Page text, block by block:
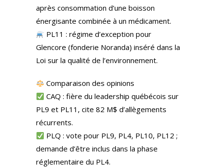
après consommation d’une boisson
énergisante combinée à un médicament.
PL11 : régime d’exception pour
Glencore (fonderie Noranda) inséré dans la
Loi sur la qualité de l’environnement.
Comparaison des opinions
CAQ : fière du leadership québécois sur
PL9 et PL11, cite 82 M$ d’allègements
récurrents.
PLQ : vote pour PL9, PL4, PL10, PL12 ;
demande d’être inclus dans la phase
réglementaire du PL4.